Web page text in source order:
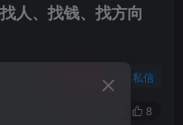
人、找钱、找方向
私信
8